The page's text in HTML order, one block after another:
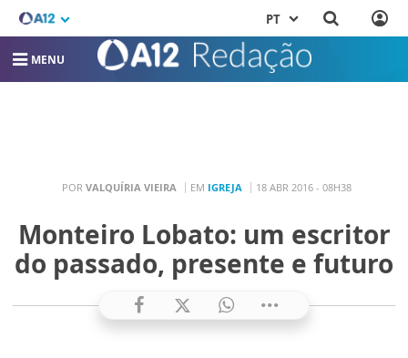
PT
MENU
POR VALQUÍRIA VIEIRA EM IGREJA 18 ABR 2016 - 08H38
Monteiro Lobato: um escritor
do passado, presente e futuro